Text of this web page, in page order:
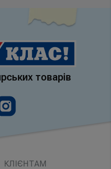
товарів
КЛІЄНТАМ